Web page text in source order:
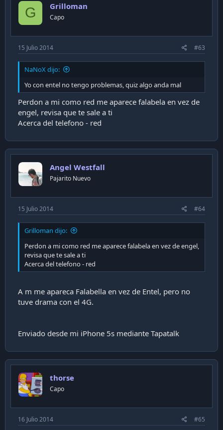
G Grilloman
Capo
15 Julio 2014 #63
NaNoX dijo:
Yo con entel no tengo problemas, quiz algo anda mal
Perdon a mi como red me aparece falabela en vez de
engel, revisa que te sale a ti
Acerca del telefono - red
Angel Westfall
Pajarito Nuevo
15 Julio 2014 #64
Grilloman dijo:
Perdon a mi como red me aparece falabela en vez de engel,
revisa que te sale a ti
Acerca del telefono - red
A m me apareca Falabella en vez de Entel, pero no
tuve drama con el 4G.
Enviado desde mi iPhone 5s mediante Tapatalk
thorse
Capo
16 Julio 2014 #65